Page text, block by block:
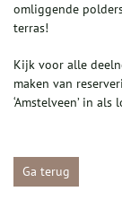
omliggende
terras!
Kijk voor alle
maken van
‘Amstelveen’ in als
Ga terug